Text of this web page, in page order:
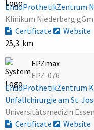
EndoProthetikZentrum
Klinikum Niederberg
Certificate
Website
25,3 km
EPZmax
EPZ-076
EndoProthetikZentrum
Unfallchirurgie am St.
Universitätsmedizin
Certificate
Website